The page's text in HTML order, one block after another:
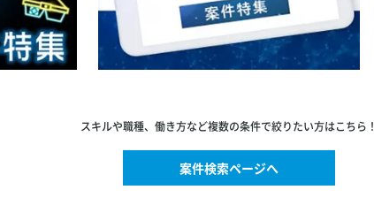
スキルや職種、働き方など複数の条件で絞りたい方はこちら！
案件検索ページへ